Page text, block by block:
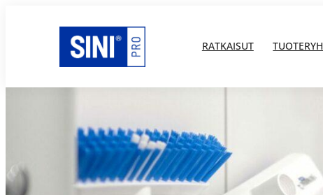
RATKAISUT